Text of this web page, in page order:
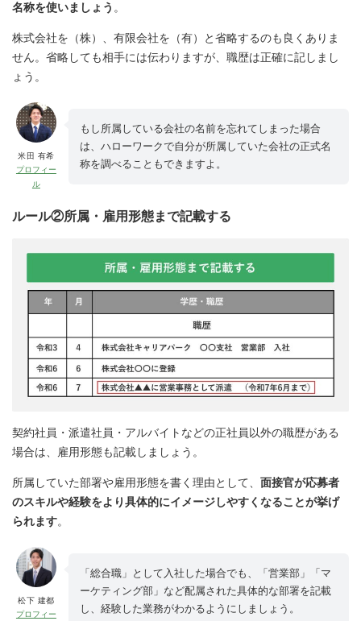
名称を使いましょう 。
株式会社を（株）、有限会社を（有）と省略するのも良くありま
せん。省略しても相手には伝わりますが、職歴は正確に記しまし
ょう。
米田 有希
プロフィー
ル
もし所属している会社の名前を忘れてしまった場合
は、ハローワークで自分が所属していた会社の正式名
称を調べることもできますよ。
ルール②所属・雇用形態まで記載する
契約社員・派遣社員・アルバイトなどの正社員以外の職歴がある
場合は、雇用形態も記載しましょう。
所属していた部署や雇用形態を書く理由として、 面接官が応募者
のスキルや経験をより具体的にイメージしやすくなることが挙げ
られます。
松下 建都
プロフィー
「総合職」として入社した場合でも、「営業部」「マ
ーケティング部」など配属された具体的な部署を記載
し、経験した業務がわかるようにしましょう。